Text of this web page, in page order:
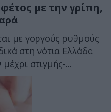
με την γρίπη,
με γοργούς ρυθμούς
στη νότια Ελλάδα
στιγμής-...